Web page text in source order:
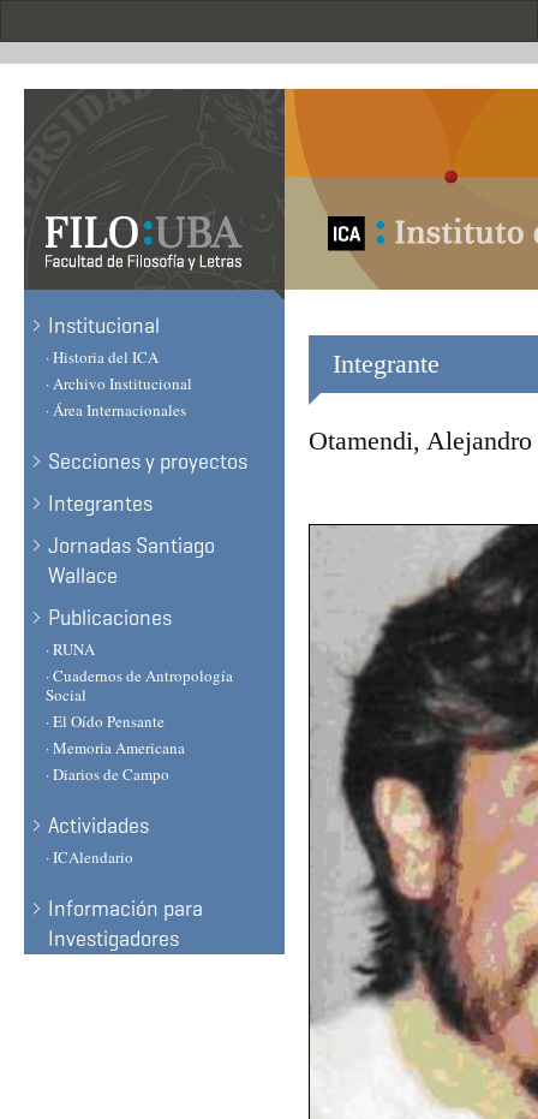
Institucional
· Historia del ICA
· Archivo Institucional
· Área Internacionales
Secciones y proyectos
Integrantes
Jornadas Santiago
Wallace
Publicaciones
· RUNA
· Cuadernos de Antropología
Social
· El Oído Pensante
· Memoria Americana
· Diarios de Campo
Actividades
· ICAlendario
Información para
Investigadores
Integrante
Otamendi, Alejandro